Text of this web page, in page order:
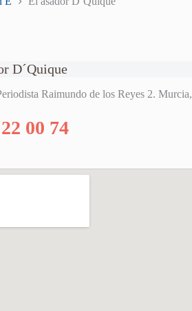
D´Quique
Raimundo de los Reyes 2. Murcia,
00 74